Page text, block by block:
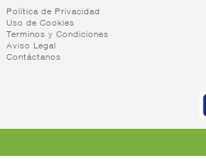
higienizantes
Otros
limpiadores
calzado
vajilla
Detergente
lavavajillas
limpieza
Estropajos
Bayetas
y paños
limpieza
Escobas y
fregonas
+
Bolsas y
Insecticidas
Ambientadores
+
Política de Privacidad
Uso de Cookies
Terminos y Condiciones
Aviso Legal
Contáctanos